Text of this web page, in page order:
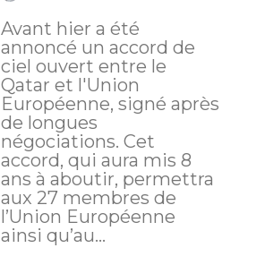
Avant hier a été
annoncé un accord de
ciel ouvert entre le
Qatar et l'Union
Européenne, signé après
de longues
négociations. Cet
accord, qui aura mis 8
ans à aboutir, permettra
aux 27 membres de
l’Union Européenne
ainsi qu’au...